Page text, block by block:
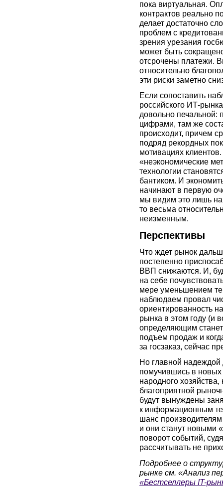
пока виртуальная.
контрактов реально
делает достаточно
проблем с
зрения урезания
может быть
отсрочены платежи.
относительно
эти риски заметно
Если сопоставить
российского ИТ-
довольно печальной:
цифрами, там же
происходит, причем
подряд рекордных
мотивациях
«неэкономические
технологии
бантиком. И
начинают в первую
мы видим это лишь
то весьма
неизменным.
Перспективы
Что ждет рынок
постепенно
ВВП снижаются. И,
на себе
мере уменьшением
наблюдаем провал
ориентированность
рынка в этом году (и
определяющим
подъем продаж и
за госзаказ, сейчас
Но главной надеждой
помучившись в новых
народного
благоприятной
будут вынуждены
к информационным
шанс
и они станут новыми
поворот событий,
рассчитывать не
Подробнее о
рынке см. «Анализ
«Бестселлеры IT-